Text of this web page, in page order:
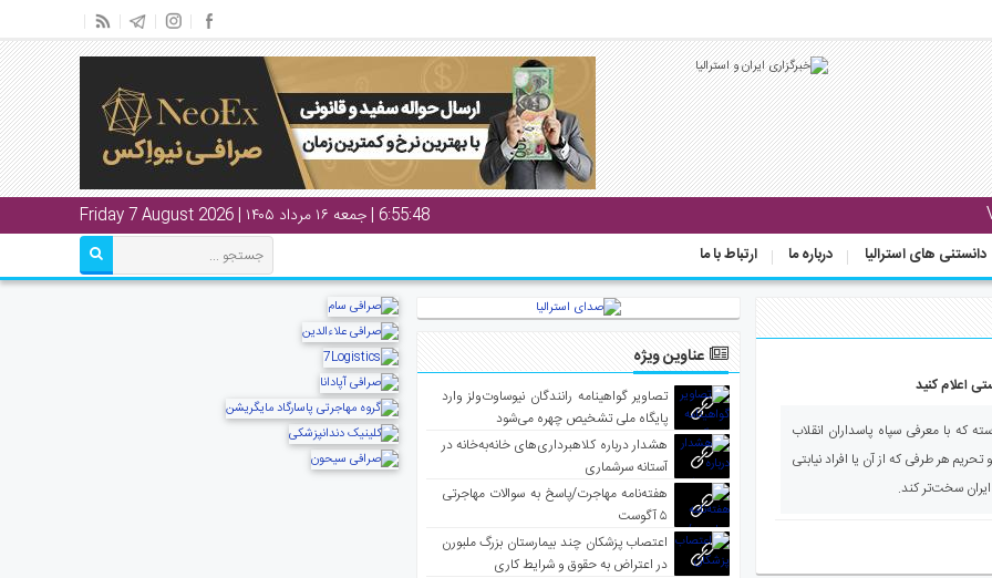
6:55:48 | جمعه ۱۶ مرداد ۱۴۰۵ | Friday 7 August 2026
دانستنی های استرالیا درباره ما ارتباط با ما
اعلام کنید
که با معرفی سپاه پاسداران انقلاب
هر طرفی که از آن یا افراد نیابتی
سخت‌تر کند.
عناوین ویژه
تصاویر گواهینامه رانندگان نیوساوت‌ولز وارد
پایگاه ملی تشخیص چهره می‌شود
هشدار درباره کلاهبرداری‌های خانه‌به‌خانه در
آستانه سرشماری
هفته‌نامه مهاجرت/پاسخ به سوالات مهاجرتی
۵ آگوست
اعتصاب پزشکان چند بیمارستان بزرگ ملبورن
در اعتراض به حقوق و شرایط کاری